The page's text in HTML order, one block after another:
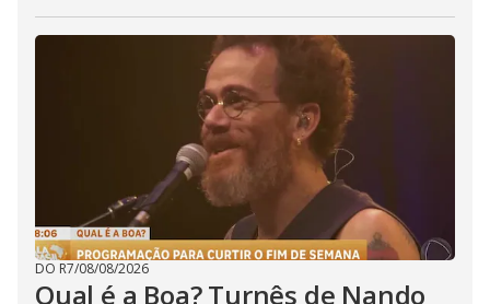
DO R7/08/08/2026
Qual é a Boa? Turnês de Nando